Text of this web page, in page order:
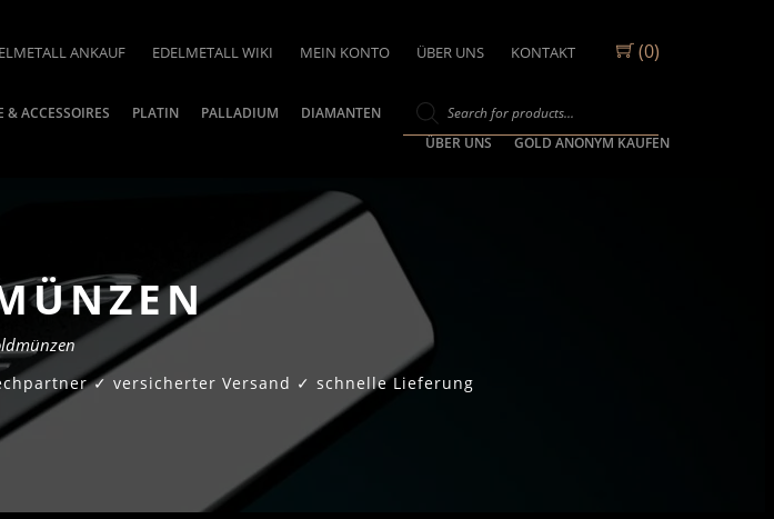
(0)
ANKAUF EDELMETALL WIKI MEIN KONTO ÜBER UNS KONTAKT
& ACCESSOIRES PLATIN PALLADIUM
DIAMANTEN
ÜBER UNS
GOLD ANONYM KAUFEN
✓ versicherter Versand ✓ schnelle Lieferung